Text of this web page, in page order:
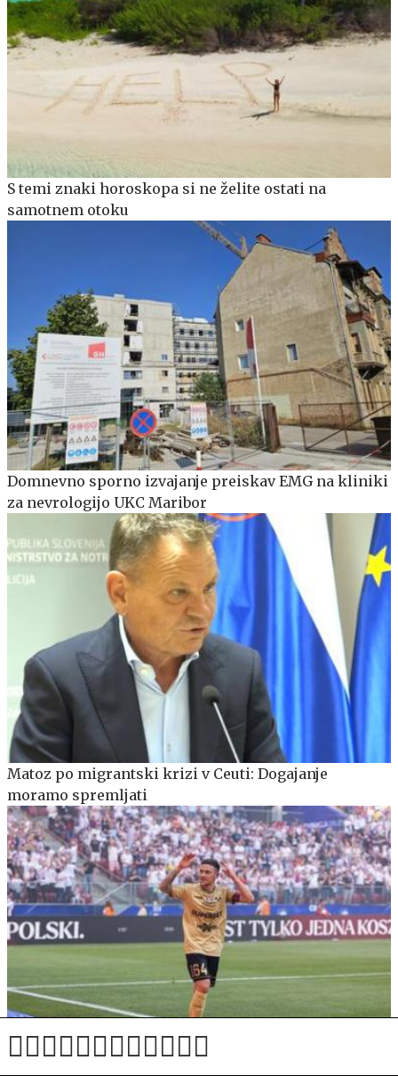
S temi znaki horoskopa si ne želite ostati na
samotnem otoku
Domnevno sporno izvajanje preiskav EMG na kliniki
za nevrologijo UKC Maribor
Matoz po migrantski krizi v Ceuti: Dogajanje
moramo spremljati